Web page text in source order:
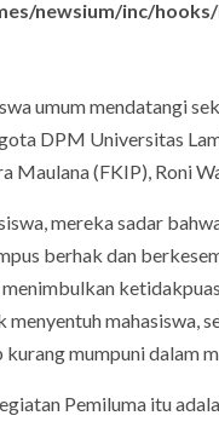
newsium/inc/
umum mendatangi
DPM Universitas
Maulana (FKIP), Roni
mereka sadar
berhak dan
menyentuh mahasiswa,
mumpuni dalam
Pemiluma itu